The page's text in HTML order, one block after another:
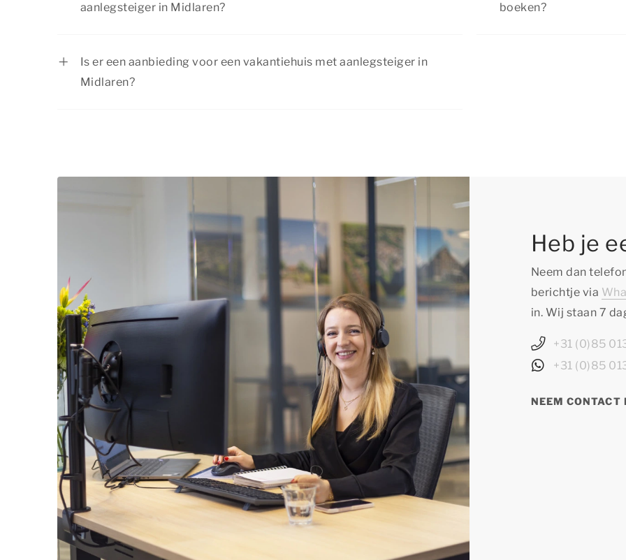
aanlegsteiger in Midlaren?
boeken?
Is er een aanbieding voor een vakantiehuis met aanlegsteiger in
Midlaren?
Heb je
Neem dan
berichtje via
in. Wij staan 7
+31 (0)85
+31 (0)85
NEEM CONTACT